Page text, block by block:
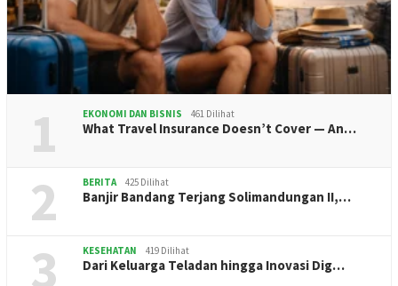
1 EKONOMI DAN BISNIS 461 Dilihat
What Travel Insurance Doesn’t Cover — An…
2 BERITA 425 Dilihat
Banjir Bandang Terjang Solimandungan II,…
3 KESEHATAN 419 Dilihat
Dari Keluarga Teladan hingga Inovasi Dig…